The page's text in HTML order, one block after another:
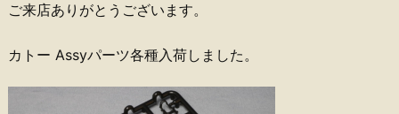
ご来店ありがとうございます。
カトー Assyパーツ各種入荷しました。